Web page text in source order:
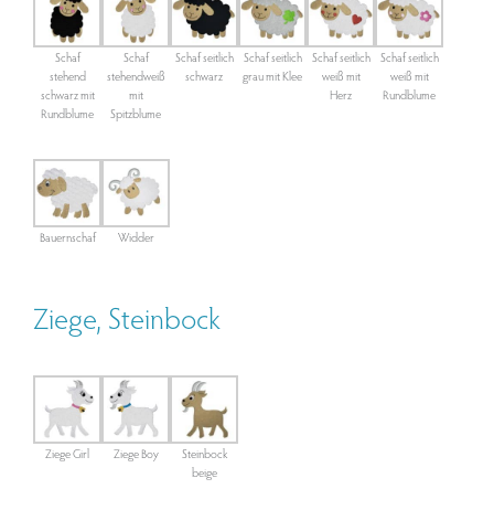
Schaf
stehend
schwarz mit
Rundblume
Schaf
stehendweiß
mit
Spitzblume
Schaf seitlich
schwarz
Schaf seitlich
grau mit Klee
Schaf seitlich
weiß mit
Herz
Schaf seitlich
weiß mit
Rundblume
Bauernschaf Widder
Ziege, Steinbock
Ziege Girl Ziege Boy
Steinbock
beige